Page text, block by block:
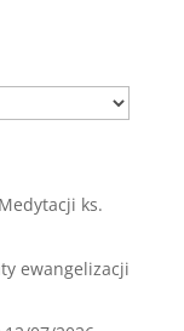
ks.
ewangelizacji